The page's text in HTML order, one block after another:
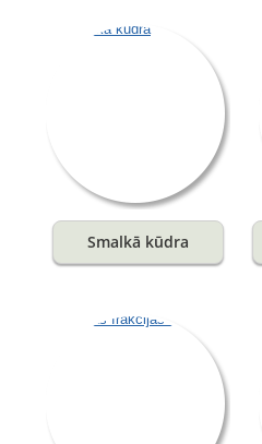
Smalkā kūdra